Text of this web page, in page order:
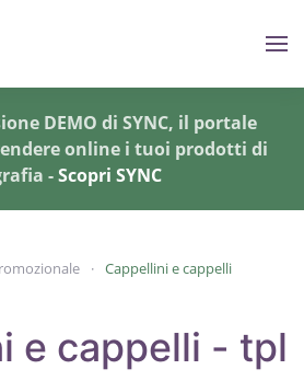
DEMO di SYNC, il portale
online i tuoi prodotti di
-Scopri SYNC
Cappellini e cappelli
e cappelli - tpl